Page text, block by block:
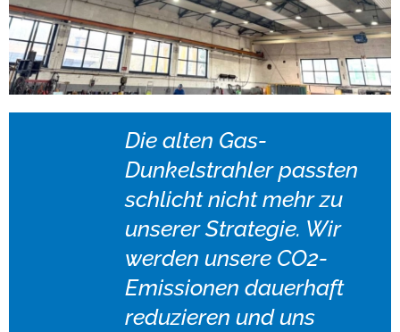
Die alten Gas-
Dunkelstrahler passten
schlicht nicht mehr zu
unserer Strategie. Wir
werden unsere CO2-
Emissionen dauerhaft
reduzieren und uns